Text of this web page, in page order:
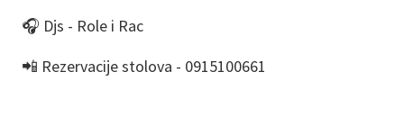
🎧 Djs - Role i Rac
📲 Rezervacije stolova - 0915100661